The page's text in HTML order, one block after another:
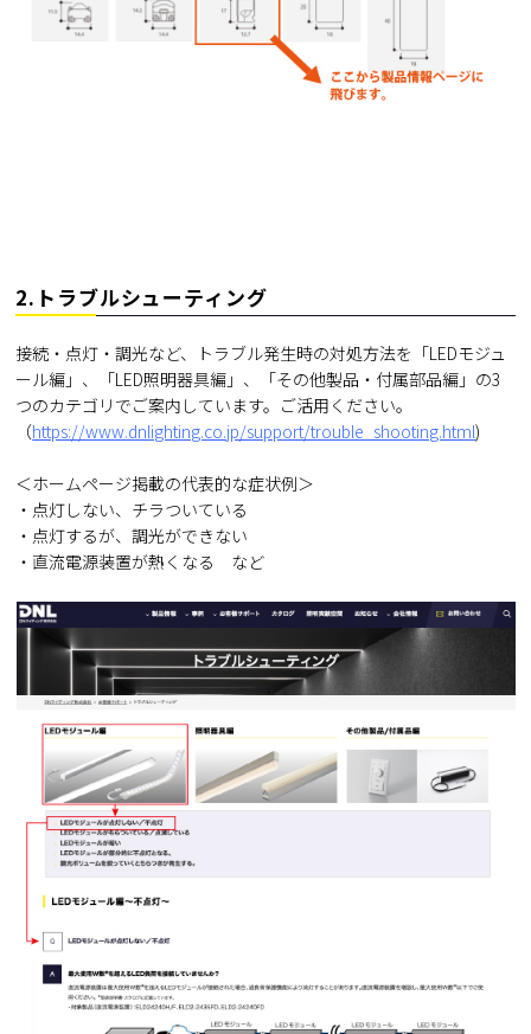
2.トラブルシューティング
接続・点灯・調光など、トラブル発生時の対処方法を「LEDモジュ
ール編」、「LED照明器具編」、「その他製品・付属部品編」の3
つのカテゴリでご案内しています。ご活用ください。
（https://www.dnlighting.co.jp/support/trouble_shooting.html)
＜ホームページ掲載の代表的な症状例＞
・点灯しない、チラついている
・点灯するが、調光ができない
・直流電源装置が熱くなる など